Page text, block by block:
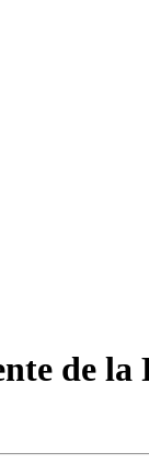
de la